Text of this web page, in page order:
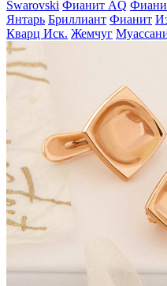
Swarovski Фианит AQ
Янтарь Бриллиант Фианит
Кварц Иск. Жемчуг